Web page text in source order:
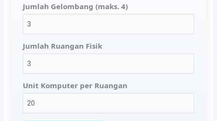
Jumlah Gelombang (maks. 4)
Jumlah Ruangan Fisik
Unit Komputer per Ruangan